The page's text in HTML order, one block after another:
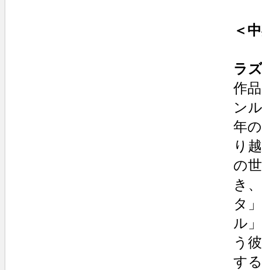
＜
ラ
作
ン
年
り
の
き
タ
ル
う
す